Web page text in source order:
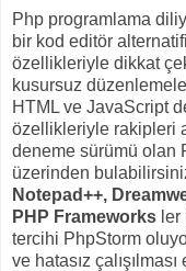
Php programlama
bir kod editör
özellikleriyle dikkat
kusursuz
HTML ve JavaScript
özellikleriyle rakipleri
deneme sürümü olan
üzerinden
Notepad++,
PHP Frameworks
tercihi PhpStorm
ve hatasız